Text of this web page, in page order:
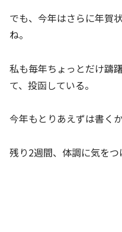
でも、今年はさらに年賀
ね。
私も毎年ちょっとだけ躊
て、投函している。
今年もとりあえずは書くか
残り2週間、体調に気をつ